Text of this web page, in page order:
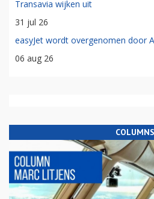
Transavia wijken uit
31 jul 26
easyJet wordt overgenomen door
06 aug 26
COLUMNS